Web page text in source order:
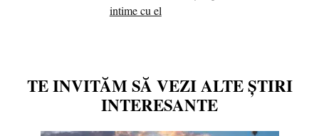
intime cu el
TE INVITĂM SĂ VEZI ALTE ȘTIRI
INTERESANTE